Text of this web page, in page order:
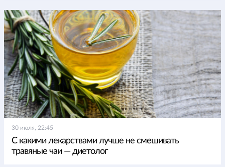
30 июля, 22:45
С какими лекарствами лучше не смешивать
травяные чаи — диетолог